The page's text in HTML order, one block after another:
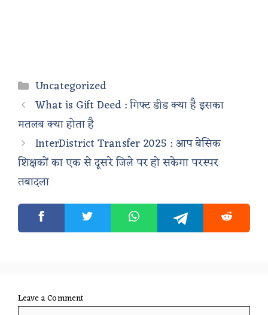
Categories
Uncategorized
What is Gift Deed : गिफ्ट डीड क्या है इसका
मतलब क्या होता है
InterDistrict Transfer 2025 : आप बेसिक
शिक्षकों का एक से दूसरे जिले पर हो सकेगा परस्पर
तबादला
Leave a Comment